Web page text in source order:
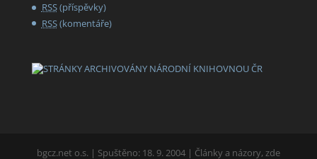
RSS(příspěvky)
RSS(komentáře)
bgcz.net o.s. | Spuštěno: 18. 9. 2004 | Články a názory, zde